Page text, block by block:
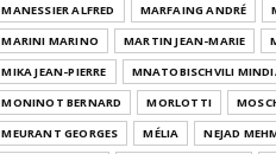
MANESSIER ALFRED
MARFAING ANDRÉ
MARINI MARINO
MARTIN JEAN-MARIE
MIKA JEAN-PIERRE
MNATOBISCHVILI
MONINOT BERNARD
MORLOTTI
MEURANT GEORGES
MÉLIA
NEJAD